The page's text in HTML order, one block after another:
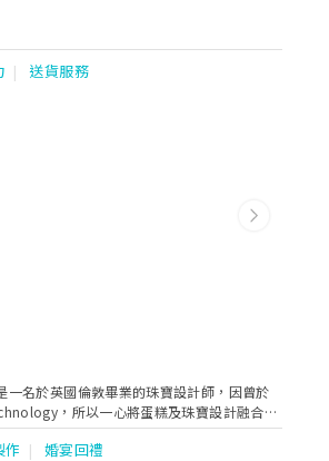
送貨服務
Next
一名於英國倫敦畢業的珠寶設計師，因曾於
，所以一心將蛋糕及珠寶設計融合一
作 婚宴回禮